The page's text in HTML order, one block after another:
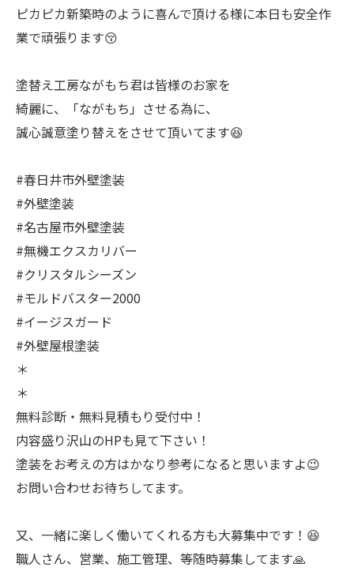
ピカピカ新築時のように喜んで頂ける様に本日も安全作
業で頑張ります😚
塗替え工房ながもち君は皆様のお家を
綺麗に、「ながもち」させる為に、
誠心誠意塗り替えをさせて頂いてます😆
#春日井市外壁塗装
#外壁塗装
#名古屋市外壁塗装
#無機エクスカリバー
#クリスタルシーズン
#モルドバスター2000
#イージスガード
#外壁屋根塗装
＊
＊
無料診断・無料見積もり受付中！
内容盛り沢山のHPも見て下さい！
塗装をお考えの方はかなり参考になると思いますよ😉
お問い合わせお待ちしてます。
又、一緒に楽しく働いてくれる方も大募集中です！😆
職人さん、営業、施工管理、等随時募集してます🙏